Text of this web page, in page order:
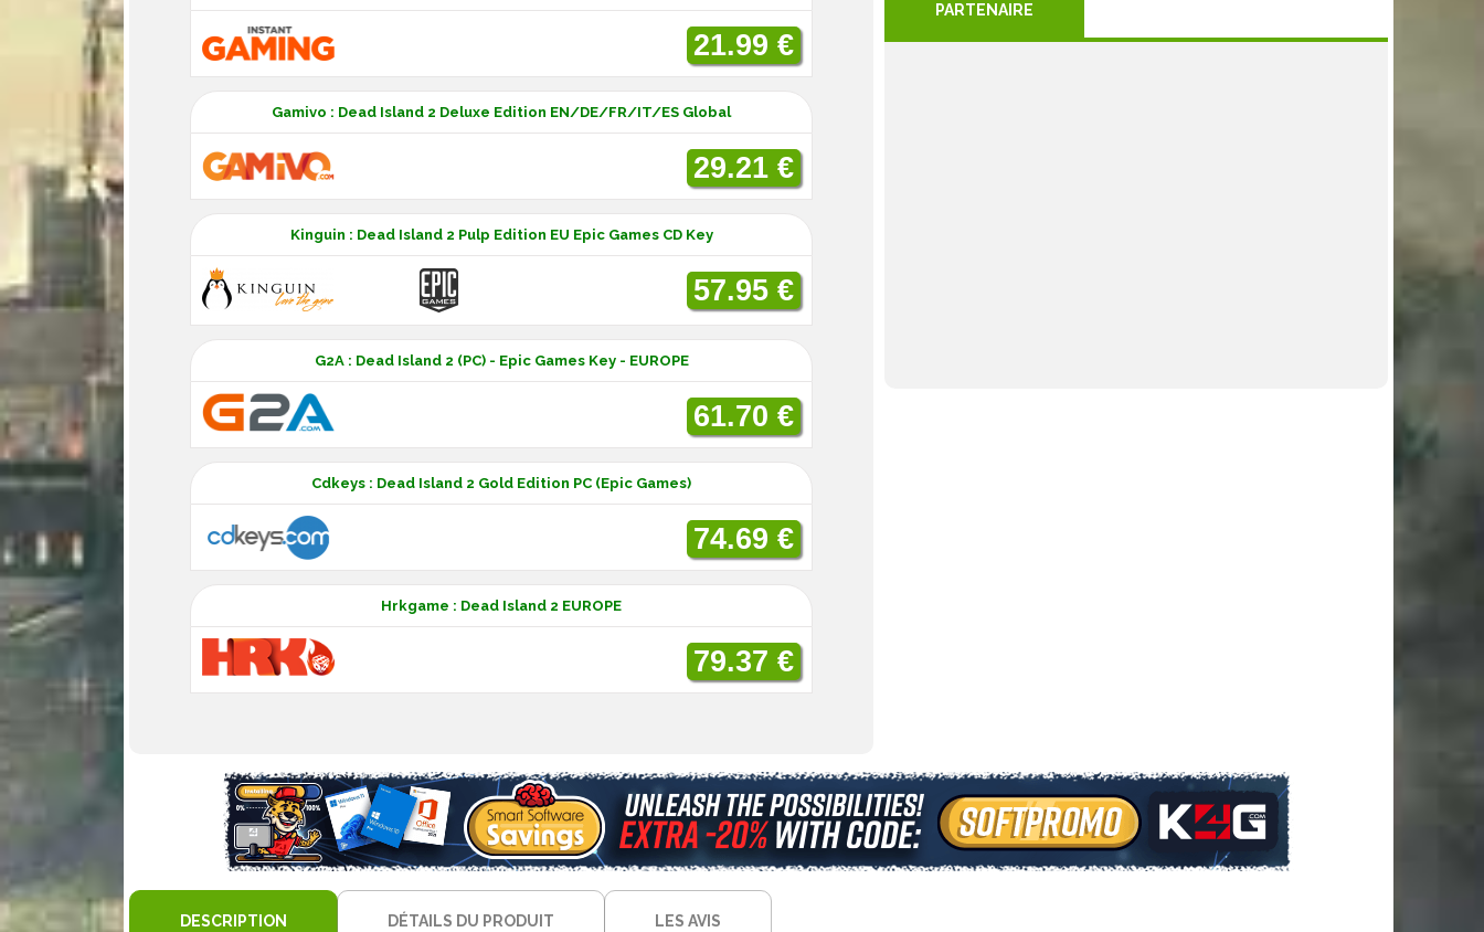
21.99 €
Gamivo : Dead Island 2 Deluxe Edition EN/DE/FR/IT/ES Global
29.21 €
Kinguin : Dead Island 2 Pulp Edition EU Epic Games CD Key
57.95 €
G2A : Dead Island 2 (PC) - Epic Games Key - EUROPE
61.70 €
Cdkeys : Dead Island 2 Gold Edition PC (Epic Games)
74.69 €
Hrkgame : Dead Island 2 EUROPE
79.37 €
PARTENAIRE
DESCRIPTION DÉTAILS DU PRODUIT LES AVIS